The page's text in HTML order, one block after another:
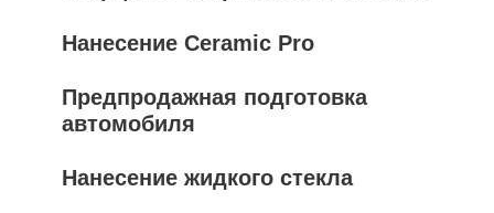
Нанесение Ceramic Pro
Предпродажная подготовка
автомобиля
Нанесение жидкого стекла